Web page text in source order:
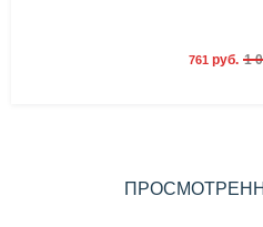
761 руб. 1